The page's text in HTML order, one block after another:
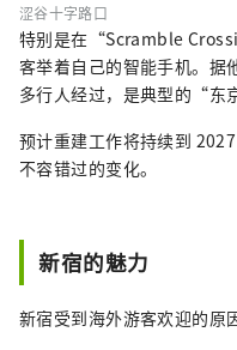
涩谷十字路口
特别是在“Scramble
客举着自己的智能手机。据
多行人经过，是典型的“东
预计重建工作将持续到
不容错过的变化。
新宿的魅力
新宿受到海外游客欢迎的原